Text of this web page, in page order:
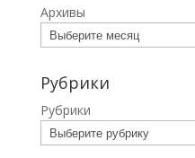
Архивы
Рубрики
Рубрики